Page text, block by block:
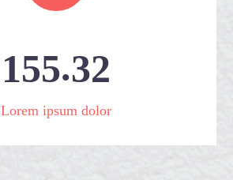
155.32
Lorem ipsum dolor